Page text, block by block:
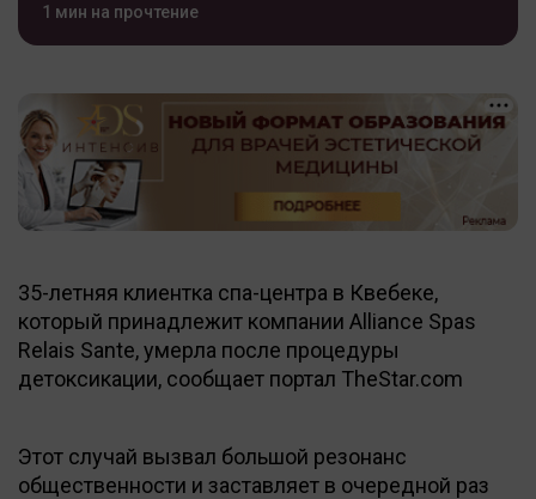
1 мин на прочтение
35-летняя клиентка спа-центра в Квебеке,
который принадлежит компании Alliance Spas
Relais Sante, умерла после процедуры
детоксикации, сообщает портал TheStar.com
Этот случай вызвал большой резонанс
общественности и заставляет в очередной раз